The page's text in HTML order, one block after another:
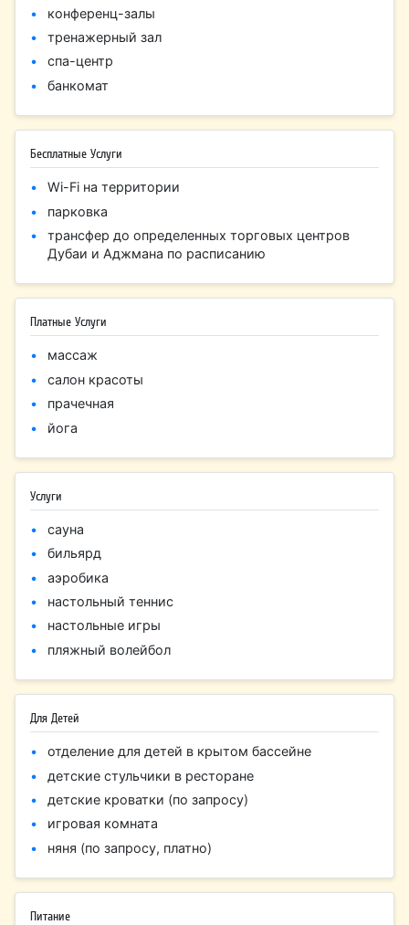
конференц-залы
тренажерный зал
спа-центр
банкомат
Бесплатные Услуги
Wi-Fi на территории
парковка
трансфер до определенных торговых центров
Дубаи и Аджмана по расписанию
Платные Услуги
массаж
салон красоты
прачечная
йога
Услуги
сауна
бильярд
аэробика
настольный теннис
настольные игры
пляжный волейбол
Для Детей
отделение для детей в крытом бассейне
детские стульчики в ресторане
детские кроватки (по запросу)
игровая комната
няня (по запросу, платно)
Питание